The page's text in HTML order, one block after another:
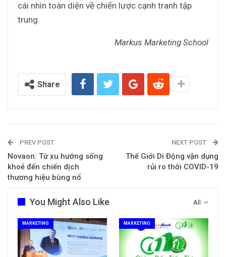
cái nhìn toàn diện về chiến lược cạnh tranh tập
trung.
Markus Marketing School
Share
PREV POST
Novaon: Từ xu hướng sống
khoẻ đến chiến dịch
thương hiệu bùng nổ
NEXT POST
Thế Giới Di Động vận dụng
rủi ro thời COVID-19
All
You Might Also Like
MARKETING MARKETING